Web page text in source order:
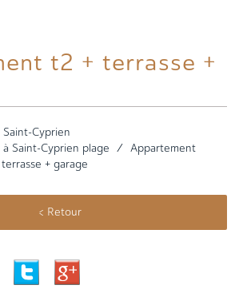
t2 + terrasse +
Cyprien
Saint-Cyprien plage
Appartement
+ garage
< Retour